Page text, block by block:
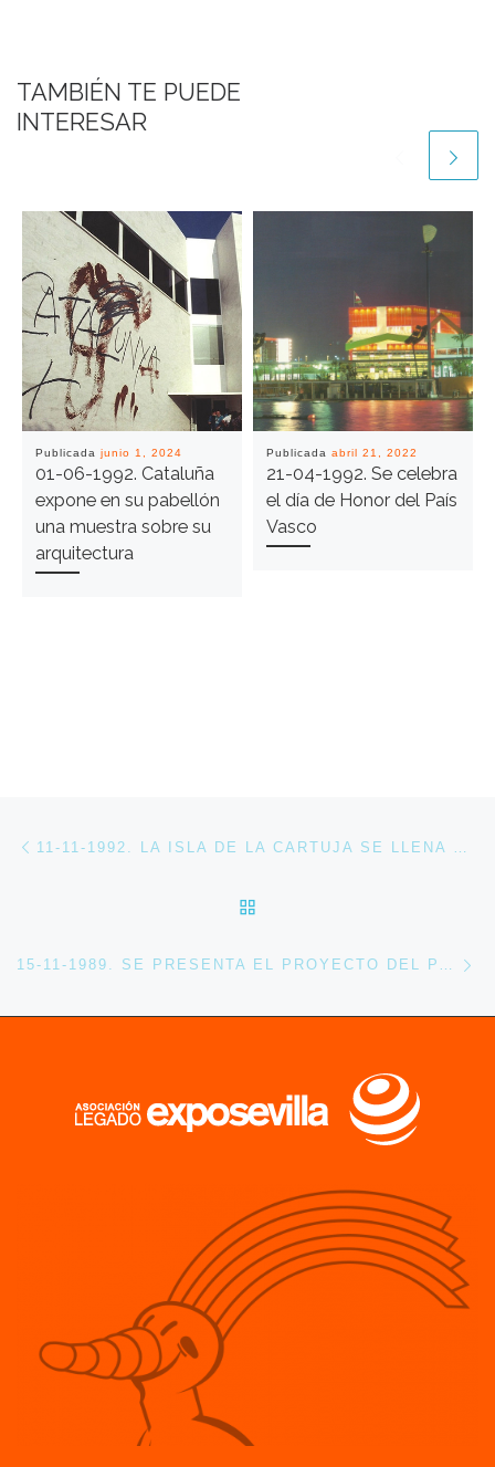
TAMBIÉN TE PUEDE
INTERESAR
Publicada junio 1, 2024
01-06-1992. Cataluña
expone en su pabellón
una muestra sobre su
arquitectura
Publicada abril 21, 2022
21-04-1992. Se celebra
el día de Honor del País
Vasco
Navegación de entradas
15-11-1989. SE PRESENTA EL PROYECTO DEL PABELLÓN DE DINAMARCA DE EXPO’92